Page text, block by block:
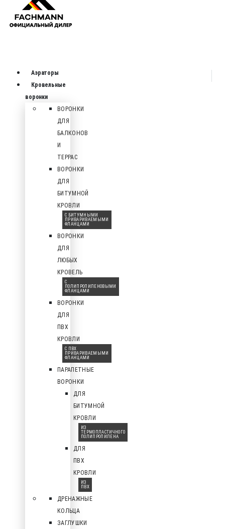
Аэраторы
Кровельные
воронки
ВОРОНКИ
ДЛЯ
БАЛКОНОВ
И
ТЕРРАС
ВОРОНКИ
ДЛЯ
БИТУМНОЙ
КРОВЛИ
С БИТУМНЫМИ
ПРИВАРИВАЕМЫМИ
ФЛАНЦАМИ
ВОРОНКИ
ДЛЯ
ЛЮБЫХ
КРОВЕЛЬ
С
ПОЛИПРОПИЛЕНОВЫМИ
ФЛАНЦАМИ
ВОРОНКИ
ДЛЯ
ПВХ
КРОВЛИ
С ПВХ
ПРИВАРИВАЕМЫМИ
ФЛАНЦАМИ
ПАРАПЕТНЫЕ
ВОРОНКИ
ДЛЯ
БИТУМНОЙ
КРОВЛИ
ИЗ
ТЕРМОПЛАСТИЧНОГО
ПОЛИПРОПИЛЕНА
ДЛЯ
ПВХ
КРОВЛИ
ИЗ
ПВХ
ДРЕНАЖНЫЕ
КОЛЬЦА
ЗАГЛУШКИ